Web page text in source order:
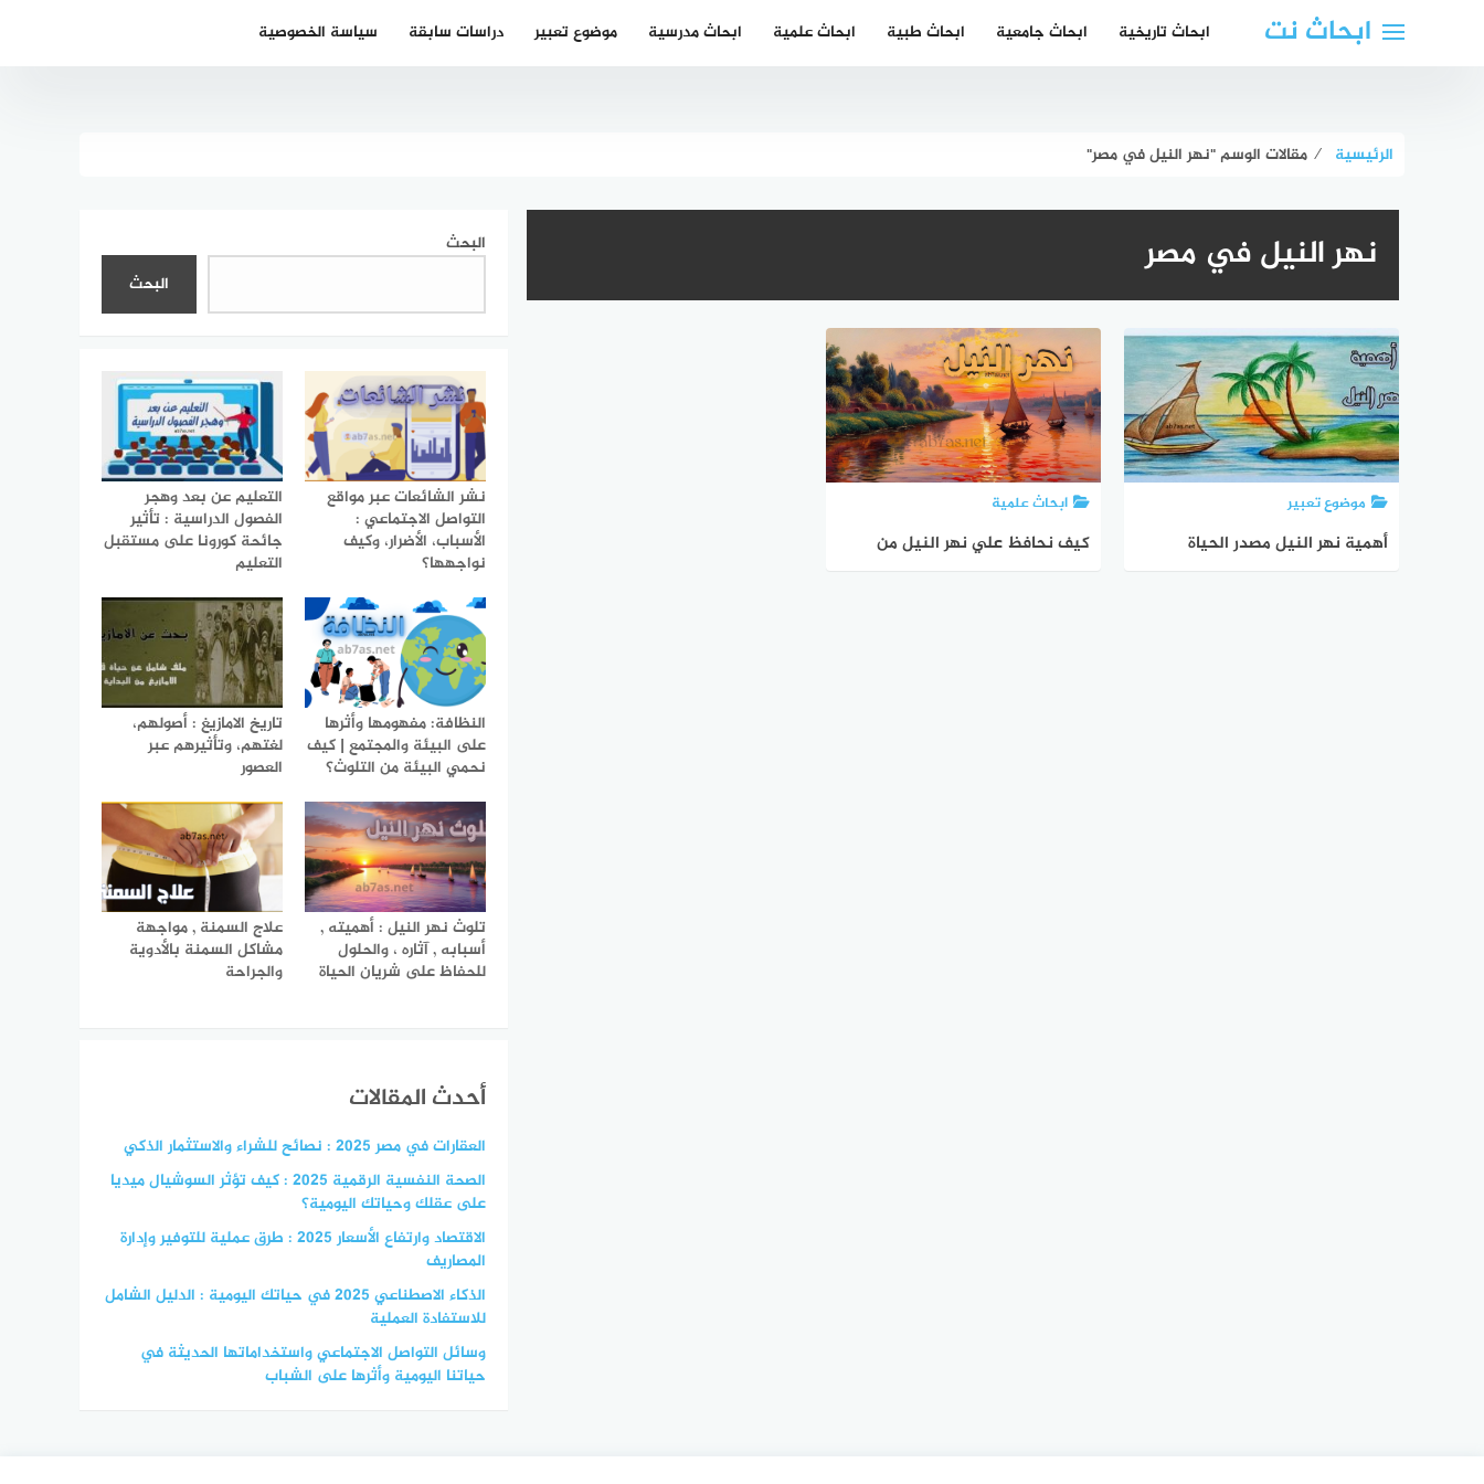
ابحاث نت ابحاث تاريخية ابحاث جامعية ابحاث طبية ابحاث علمية ابحاث مدرسية موضوع تعبير دراسات سابقة سياسة الخصوصية
الرئيسية ⁄ مقالات الوسم "نهر النيل في مصر"
نهر النيل في مصر
موضوع تعبير
أهمية نهر النيل مصدر الحياة
ابحاث علمية
كيف نحافظ علي نهر النيل من
البحث
البحث
نشر الشائعات عبر مواقع
التواصل الاجتماعي :
الأسباب، الأضرار، وكيف
نواجهها؟
التعليم عن بعد وهجر
الفصول الدراسية : تأثير
جائحة كورونا على مستقبل
التعليم
النظافة: مفهومها وأثرها
على البيئة والمجتمع | كيف
نحمي البيئة من التلوث؟
تاريخ الامازيغ : أصولهم،
لغتهم، وتأثيرهم عبر
العصور
تلوث نهر النيل : أهميته ,
أسبابه , آثاره ، والحلول
للحفاظ على شريان الحياة
علاج السمنة , مواجهة
مشاكل السمنة بالأدوية
والجراحة
أحدث المقالات
العقارات في مصر 2025 : نصائح للشراء والاستثمار الذكي
الصحة النفسية الرقمية 2025 : كيف تؤثر السوشيال ميديا
على عقلك وحياتك اليومية؟
الاقتصاد وارتفاع الأسعار 2025 : طرق عملية للتوفير وإدارة
المصاريف
الذكاء الاصطناعي 2025 في حياتك اليومية : الدليل الشامل
للاستفادة العملية
وسائل التواصل الاجتماعي واستخداماتها الحديثة في
حياتنا اليومية وأثرها على الشباب